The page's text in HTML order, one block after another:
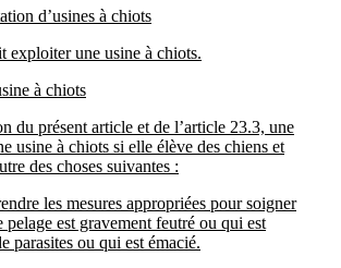
d’usines à chiots
une usine à chiots.
à chiots
du présent article et de l’article 23.3, une
usine à chiots si elle élève des chiens et
des choses suivantes :
les mesures appropriées pour soigner
pelage est gravement feutré ou qui est
parasites ou qui est émacié.